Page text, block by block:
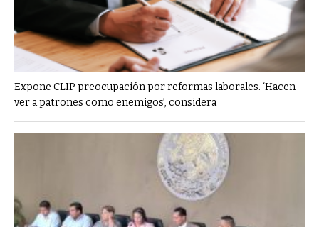
Expone CLIP preocupación por reformas laborales. ‘Hacen
ver a patrones como enemigos’, considera